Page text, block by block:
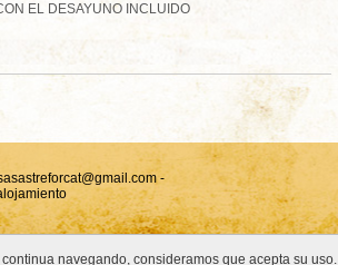
EL DESAYUNO INCLUIDO
@gmail.com -
navegando, consideramos que acepta su uso.